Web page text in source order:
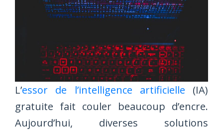
L’essor de l’intelligence artificielle (IA)
gratuite fait couler beaucoup d’encre.
Aujourd’hui, diverses solutions